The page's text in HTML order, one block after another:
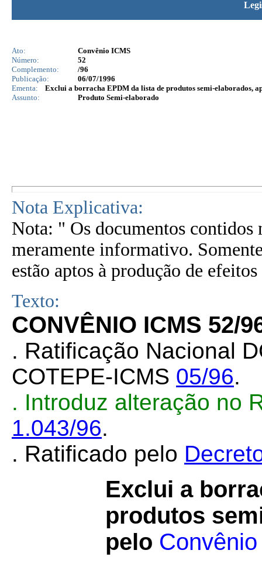
Ato:
Convênio ICMS
Número:
52
Complemento:
/96
Publicação:
06/07/1996
Ementa:
Exclui a borracha EPDM da lista de produtos semi-elaborados,
Assunto:
Produto Semi-elaborado
Nota Explicativa:
Nota: " Os documentos contidos
meramente informativo.
estão aptos à produção de
Texto:
CONVÊNIO ICMS 52/
. Ratificação Nacional
COTEPE-ICMS 05/96.
. Introduz alteração no
1.043/96.
. Ratificado pelo
Exclui a
produtos
pelo